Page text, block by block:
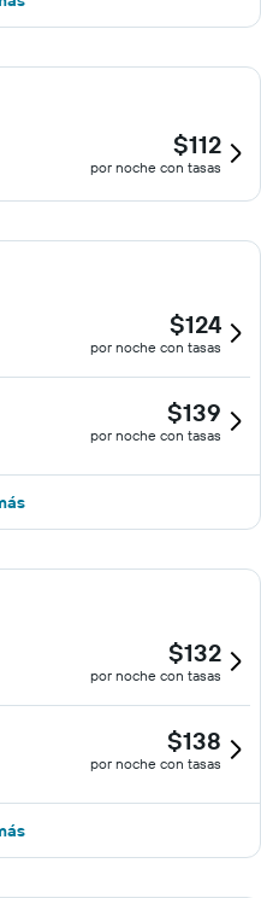
$112
por noche con tasas
$124
por noche con tasas
$139
por noche con tasas
$132
por noche con tasas
$138
por noche con tasas